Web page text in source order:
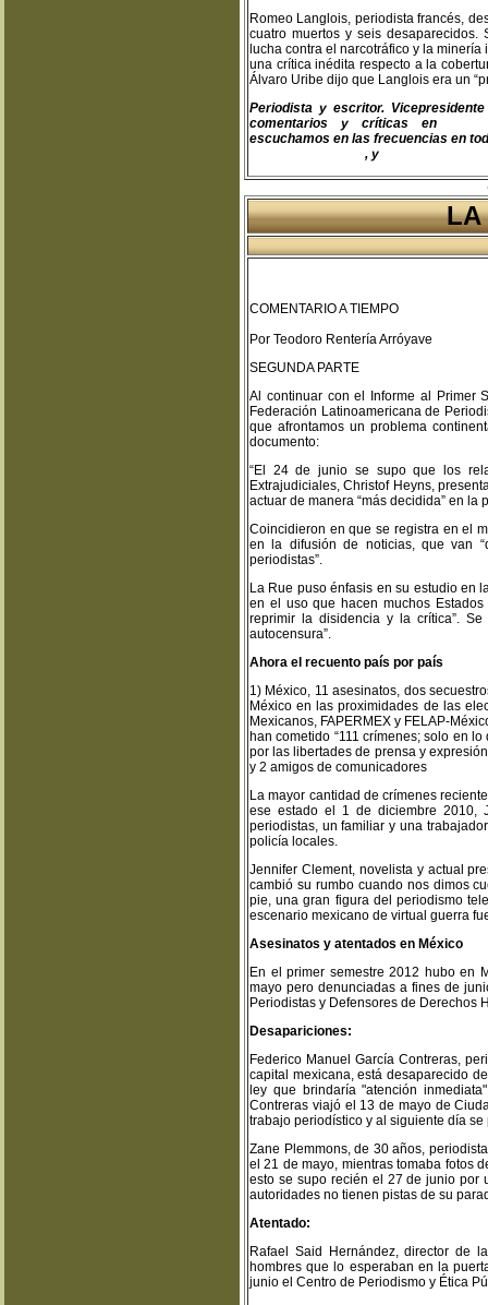
Romeo Langlois, periodista francés,
cuatro muertos y seis
lucha contra el narcotráfico y la
una crítica inédita respecto a la
Álvaro Uribe dijo que Langlois era un
Periodista y escritor.
comentarios y críticas en
escuchamos en las frecuencias en
, y
LA
COMENTARIO A TIEMPO
Por Teodoro Rentería Arróyave
SEGUNDA PARTE
Al continuar con el Informe al Primer
Federación Latinoamericana de
que afrontamos un problema
documento:
“El 24 de junio se supo que los
Extrajudiciales, Christof Heyns,
actuar de manera “más decidida” en
Coincidieron en que se registra en el
en la difusión de noticias, que van
periodistas”.
La Rue puso énfasis en su estudio en
en el uso que hacen muchos
reprimir la disidencia y la crítica”.
autocensura”.
Ahora el recuento país por país
1) México, 11 asesinatos, dos
México en las proximidades de las
Mexicanos, FAPERMEX y FELAP-
han cometido “111 crímenes; solo en
por las libertades de prensa y
y 2 amigos de comunicadores
La mayor cantidad de crímenes
ese estado el 1 de diciembre 2010,
periodistas, un familiar y una
policía locales.
Jennifer Clement, novelista y actual
cambió su rumbo cuando nos dimos
pie, una gran figura del periodismo
escenario mexicano de virtual guerra
Asesinatos y atentados en México
En el primer semestre 2012 hubo en
mayo pero denunciadas a fines de
Periodistas y Defensores de Derechos
Desapariciones:
Federico Manuel García Contreras,
capital mexicana, está desaparecido
ley que brindaría "atención
Contreras viajó el 13 de mayo de
trabajo periodístico y al siguiente día
Zane Plemmons, de 30 años,
el 21 de mayo, mientras tomaba fotos
esto se supo recién el 27 de junio por
autoridades no tienen pistas de su
Atentado:
Rafael Said Hernández, director de
hombres que lo esperaban en la
junio el Centro de Periodismo y Ética